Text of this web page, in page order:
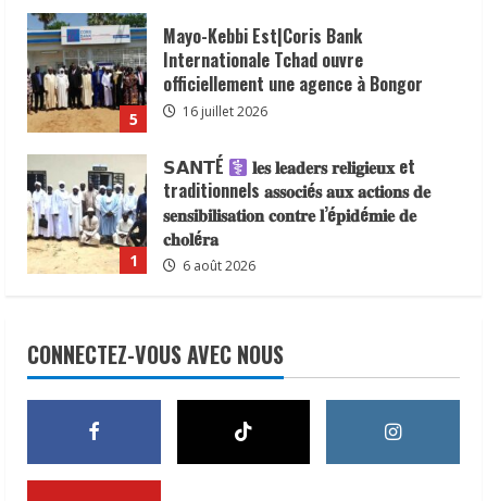
la République, le Maréchal Mahamat
Idriss Déby Itno, supprimant l’obligation
de visa d’entrée au Tchad pour les
ressortissants des pays africains.
5
Mayo-Kebbi Est|Coris Bank
Internationale Tchad ouvre
officiellement une agence à Bongor
16 juillet 2026
1
𝗦𝗔𝗡𝗧É
𝐥𝐞𝐬 𝐥𝐞𝐚𝐝𝐞𝐫𝐬 𝐫𝐞𝐥𝐢𝐠𝐢𝐞𝐮𝐱 et
traditionnels 𝐚𝐬𝐬𝐨𝐜𝐢é𝐬 𝐚𝐮𝐱 𝐚𝐜𝐭𝐢𝐨𝐧𝐬 𝐝𝐞
𝐬𝐞𝐧𝐬𝐢𝐛𝐢𝐥𝐢𝐬𝐚𝐭𝐢𝐨𝐧 𝐜𝐨𝐧𝐭𝐫𝐞 𝐥’é𝐩𝐢𝐝é𝐦𝐢𝐞 𝐝𝐞
𝐜𝐡𝐨𝐥é𝐫𝐚
6 août 2026
2
𝐚𝐥𝐢𝐦𝐞𝐧𝐭𝐚𝐢𝐫𝐞𝐬 𝐞𝐭 𝐫é𝐚𝐟𝐟𝐢𝐫𝐦𝐞 𝐬𝐚 𝐩𝐫𝐢𝐨𝐫𝐢𝐭é à 𝐥𝐚
𝐩𝐫𝐨𝐭𝐞𝐜𝐭𝐢𝐨𝐧 𝐝𝐞𝐬 𝐜𝐨𝐧𝐬𝐨𝐦𝐦𝐚𝐭𝐞𝐮𝐫𝐬.
À Addis-Abeba, le Tchad partage son
CONNECTEZ-VOUS AVEC NOUS